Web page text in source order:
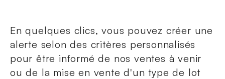
En quelques clics, vous pouvez créer une
alerte selon des critères personnalisés
pour être informé de nos ventes à venir
ou de la mise en vente d'un type de lot